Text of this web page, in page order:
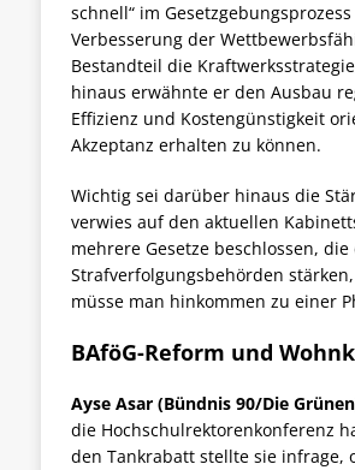
schnell“ im
Verbesserung der
Bestandteil die
hinaus erwähnte er den Ausbau
Effizienz und Kostengünstigkeit
Akzeptanz erhalten zu können.
Wichtig sei darüber hinaus die
verwies auf den aktuellen
mehrere Gesetze beschlossen,
Strafverfolgungsbehörden
müsse man hinkommen zu einer
BAföG-Reform und
Ayse Asar (Bündnis 90/Die
die Hochschulrektorenkonferenz
den Tankrabatt stellte sie infrage,